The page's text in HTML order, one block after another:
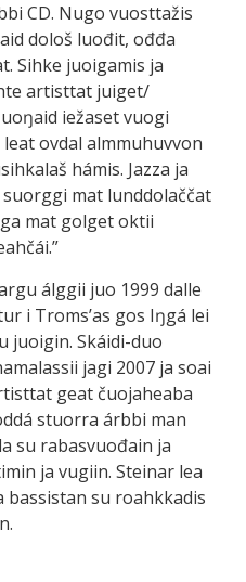
CD. Nugo vuosttažis
dološ luođit, ođđa
Sihke juoigamis ja
artisttat juiget/
iežaset vuogi
ovdal almmuhuvvon
hámis. Jazza ja
mat lunddolaččat
mat golget oktii
álggii juo 1999 dalle
i Troms’as gos Iŋgá lei
juoigin. Skáidi-duo
jagi 2007 ja soai
geat čuojaheaba
stuorra árbbi man
su rabasvuođain ja
ja vugiin. Steinar lea
su roahkkadis